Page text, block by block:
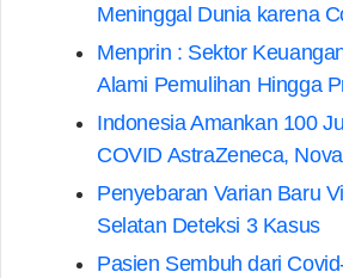
Meninggal Dunia karena
Menprin : Sektor
Alami Pemulihan Hingga
Indonesia Amankan 100
COVID AstraZeneca,
Penyebaran Varian Baru
Selatan Deteksi 3 Kasus
Pasien Sembuh dari